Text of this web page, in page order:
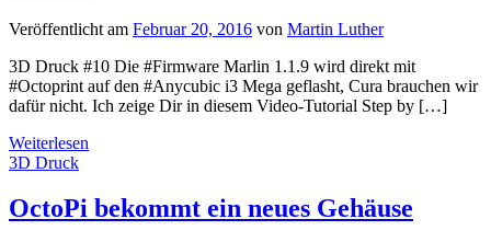
Veröffentlicht am Februar 20, 2016 von Martin Luther
3D Druck #10 Die #Firmware Marlin 1.1.9 wird direkt mit
#Octoprint auf den #Anycubic i3 Mega geflasht, Cura brauchen wir
dafür nicht. Ich zeige Dir in diesem Video-Tutorial Step by […]
Weiterlesen
3D Druck
OctoPi bekommt ein neues Gehäuse